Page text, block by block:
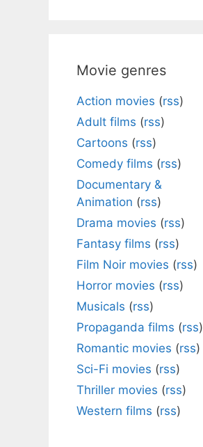
Movie genres
Action movies (rss)
Adult films (rss)
Cartoons (rss)
Comedy films (rss)
Documentary &
Animation (rss)
Drama movies (rss)
Fantasy films (rss)
Film Noir movies (rss)
Horror movies (rss)
Musicals (rss)
Propaganda films (rss)
Romantic movies (rss)
Sci-Fi movies (rss)
Thriller movies (rss)
Western films (rss)